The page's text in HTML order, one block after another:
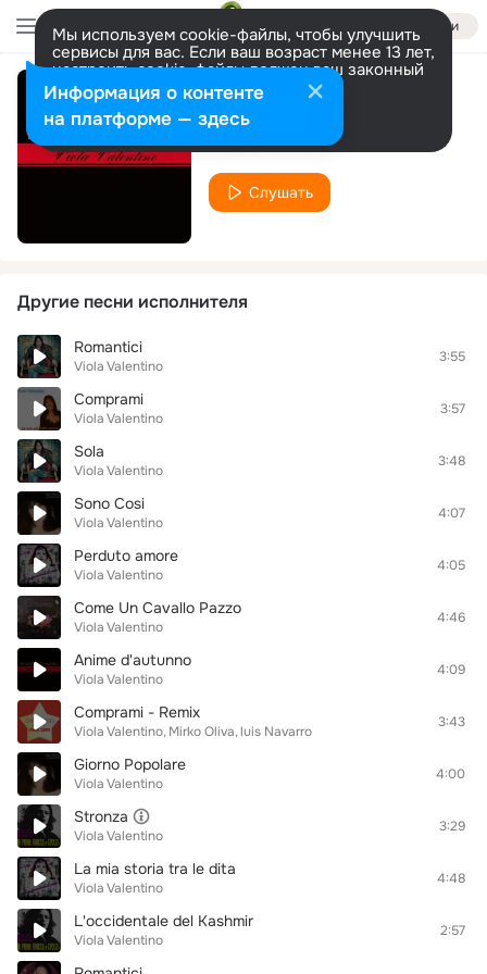
Войти
Мы используем cookie-файлы, чтобы улучшить
сервисы для вас. Если ваш возраст менее 13 лет,
настроить cookie-файлы должен ваш законный
представитель. Больше информации
Разрешить все Настроить
C'est la vie
Viola Valentino
Слушать
Другие песни исполнителя
Romantici
Viola Valentino
3:55
Comprami
Viola Valentino
3:57
Sola
Viola Valentino
3:48
Sono Cosi
Viola Valentino
4:07
Perduto amore
Viola Valentino
4:05
Come Un Cavallo Pazzo
Viola Valentino
4:46
Anime d'autunno
Viola Valentino
4:09
Comprami - Remix
Viola Valentino Mirko Oliva luis Navarro
3:43
Giorno Popolare
Viola Valentino
4:00
Stronza
Viola Valentino
3:29
La mia storia tra le dita
Viola Valentino
4:48
L'occidentale del Kashmir
Viola Valentino
2:57
Информация о контенте
на платформе — здесь